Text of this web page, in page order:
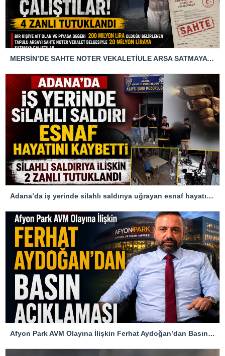
MERSİN’DE SAHTE NOTER VEKALETİULE ARSA SATMAYA ÇALIŞTIRLAR
Adana’da iş yerinde silahlı saldırıya uğrayan esnaf hayatını kaybetti
Afyon Park AVM Olayına İlişkin Ferhat Aydoğan’dan Basın Açıklaması